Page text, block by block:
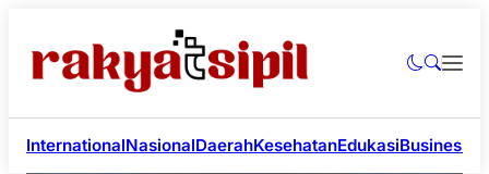
InternationalNasionalDaerahKesehatanEdukasiBusiness